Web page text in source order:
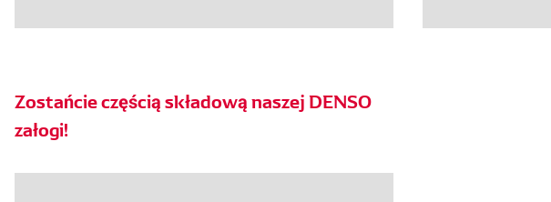
Zostańcie częścią składową naszej DENSO
załogi!